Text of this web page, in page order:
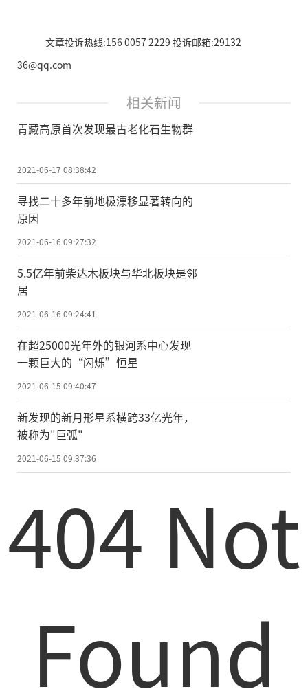
文章投诉热线:156 0057 2229 投诉邮箱:29132
36@qq.com
相关新闻
青藏高原首次发现最古老化石生物群
2021-06-17 08:38:42
寻找二十多年前地极漂移显著转向的
原因
2021-06-16 09:27:32
5.5亿年前柴达木板块与华北板块是邻
居
2021-06-16 09:24:41
在超25000光年外的银河系中心发现
一颗巨大的“闪烁”恒星
2021-06-15 09:40:47
新发现的新月形星系横跨33亿光年，
被称为"巨弧"
2021-06-15 09:37:36
404 Not
Found